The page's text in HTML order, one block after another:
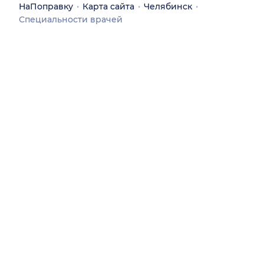
НаПоправку Карта сайта
Челябинск
Специальности врачей